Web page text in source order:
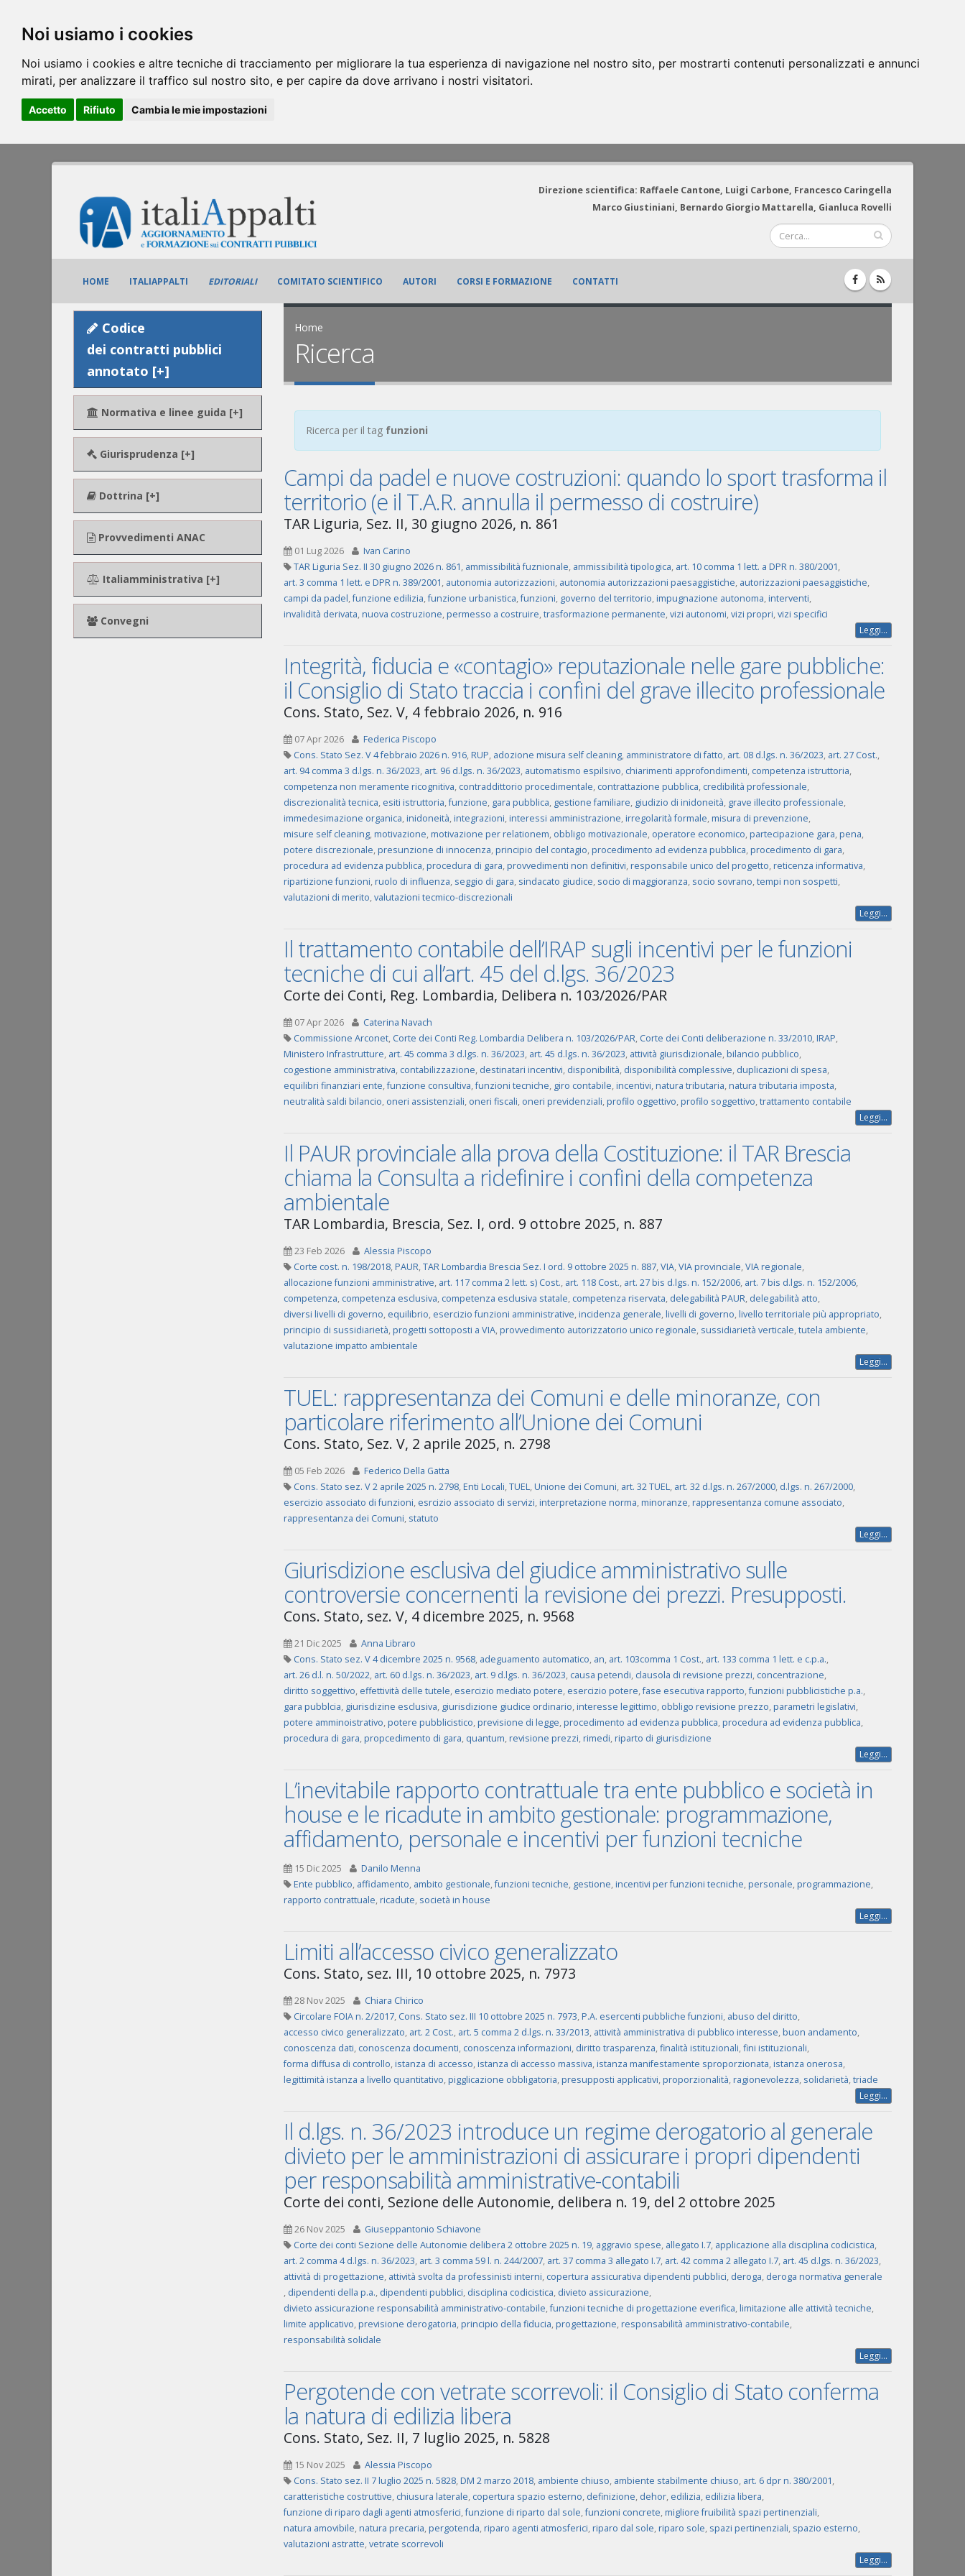
Noi usiamo i cookies
Noi usiamo i cookies e altre tecniche di tracciamento per migliorare la tua esperienza di navigazione nel nostro sito, per mostrarti contenuti personalizzati e annunci
mirati, per analizzare il traffico sul nostro sito, e per capire da dove arrivano i nostri visitatori.
Accetto Rifiuto Cambia le mie impostazioni
Direzione scientifica: Raffaele Cantone, Luigi Carbone, Francesco Caringella
Marco Giustiniani, Bernardo Giorgio Mattarella, Gianluca Rovelli
HOME ITALIAPPALTI EDITORIALI COMITATO SCIENTIFICO AUTORI CORSI E FORMAZIONE CONTATTI
Codice
dei contratti pubblici
annotato [+]
Normativa e linee guida [+]
Giurisprudenza [+]
Dottrina [+]
Provvedimenti ANAC
Italiamministrativa [+]
Convegni
Home
Ricerca
Ricerca per il tag funzioni
Campi da padel e nuove costruzioni: quando lo sport trasforma il
territorio (e il T.A.R. annulla il permesso di costruire)
TAR Liguria, Sez. II, 30 giugno 2026, n. 861
01 Lug 2026
Ivan Carino
TAR Liguria Sez. II 30 giugno 2026 n. 861, ammissibilità fuznionale, ammissibilità tipologica, art. 10 comma 1 lett. a DPR n. 380/2001,
art. 3 comma 1 lett. e DPR n. 389/2001, autonomia autorizzazioni, autonomia autorizzazioni paesaggistiche, autorizzazioni paesaggistiche,
campi da padel,funzione edilizia,funzione urbanistica,funzioni, governo del territorio,impugnazione autonoma,interventi,
invalidità derivata,nuova costruzione,permesso a costruire,trasformazione permanente,vizi autonomi,vizi propri,vizi specifici
Leggi...
Integrità, fiducia e «contagio» reputazionale nelle gare pubbliche:
il Consiglio di Stato traccia i confini del grave illecito professionale
Cons. Stato, Sez. V, 4 febbraio 2026, n. 916
07 Apr 2026
Federica Piscopo
Cons. Stato Sez. V 4 febbraio 2026 n. 916,RUP, adozione misura self cleaning, amministratore di fatto, art. 08 d.lgs. n. 36/2023, art. 27 Cost.,
art. 94 comma 3 d.lgs. n. 36/2023, art. 96 d.lgs. n. 36/2023, automatismo espilsivo, chiarimenti approfondimenti, competenza istruttoria,
competenza non meramente ricognitiva, contraddittorio procedimentale, contrattazione pubblica, credibilità professionale,
discrezionalità tecnica, esiti istruttoria,funzione, gara pubblica, gestione familiare, giudizio di inidoneità, grave illecito professionale,
immedesimazione organica,inidoneità,integrazioni,interessi amministrazione,irregolarità formale,misura di prevenzione,
misure self cleaning,motivazione,motivazione per relationem, obbligo motivazionale, operatore economico,partecipazione gara,pena,
potere discrezionale,presunzione di innocenza,principio del contagio,procedimento ad evidenza pubblica,procedimento di gara,
procedura ad evidenza pubblica,procedura di gara,provvedimenti non definitivi,responsabile unico del progetto,reticenza informativa,
ripartizione funzioni,ruolo di influenza, seggio di gara, sindacato giudice, socio di maggioranza, socio sovrano,tempi non sospetti,
valutazioni di merito,valutazioni tecmico-discrezionali
Leggi...
Il trattamento contabile dell’IRAP sugli incentivi per le funzioni
tecniche di cui all’art. 45 del d.lgs. 36/2023
Corte dei Conti, Reg. Lombardia, Delibera n. 103/2026/PAR
07 Apr 2026
Caterina Navach
Commissione Arconet, Corte dei Conti Reg. Lombardia Delibera n. 103/2026/PAR, Corte dei Conti deliberazione n. 33/2010,IRAP,
Ministero Infrastrutture, art. 45 comma 3 d.lgs. n. 36/2023, art. 45 d.lgs. n. 36/2023, attività giurisdizionale,bilancio pubblico,
cogestione amministrativa, contabilizzazione, destinatari incentivi, disponibilità, disponibilità complessive, duplicazioni di spesa,
equilibri finanziari ente,funzione consultiva,funzioni tecniche, giro contabile,incentivi,natura tributaria,natura tributaria imposta,
neutralità saldi bilancio, oneri assistenziali, oneri fiscali, oneri previdenziali,profilo oggettivo,profilo soggettivo,trattamento contabile
Leggi...
Il PAUR provinciale alla prova della Costituzione: il TAR Brescia
chiama la Consulta a ridefinire i confini della competenza
ambientale
TAR Lombardia, Brescia, Sez. I, ord. 9 ottobre 2025, n. 887
23 Feb 2026
Alessia Piscopo
Corte cost. n. 198/2018,PAUR,TAR Lombardia Brescia Sez. I ord. 9 ottobre 2025 n. 887,VIA,VIA provinciale,VIA regionale,
allocazione funzioni amministrative, art. 117 comma 2 lett. s) Cost., art. 118 Cost., art. 27 bis d.lgs. n. 152/2006, art. 7 bis d.lgs. n. 152/2006,
competenza, competenza esclusiva, competenza esclusiva statale, competenza riservata, delegabilità PAUR, delegabilità atto,
diversi livelli di governo, equilibrio, esercizio funzioni amministrative,incidenza generale,livelli di governo,livello territoriale più appropriato,
principio di sussidiarietà,progetti sottoposti a VIA,provvedimento autorizzatorio unico regionale, sussidiarietà verticale,tutela ambiente,
valutazione impatto ambientale
Leggi...
TUEL: rappresentanza dei Comuni e delle minoranze, con
particolare riferimento all’Unione dei Comuni
Cons. Stato, Sez. V, 2 aprile 2025, n. 2798
05 Feb 2026
Federico Della Gatta
Cons. Stato sez. V 2 aprile 2025 n. 2798,Enti Locali,TUEL,Unione dei Comuni, art. 32 TUEL, art. 32 d.lgs. n. 267/2000, d.lgs. n. 267/2000,
esercizio associato di funzioni, esrcizio associato di servizi,interpretazione norma,minoranze,rappresentanza comune associato,
rappresentanza dei Comuni, statuto
Leggi...
Giurisdizione esclusiva del giudice amministrativo sulle
controversie concernenti la revisione dei prezzi. Presupposti.
Cons. Stato, sez. V, 4 dicembre 2025, n. 9568
21 Dic 2025
Anna Libraro
Cons. Stato sez. V 4 dicembre 2025 n. 9568, adeguamento automatico, an, art. 103comma 1 Cost., art. 133 comma 1 lett. e c.p.a.,
art. 26 d.l. n. 50/2022, art. 60 d.lgs. n. 36/2023, art. 9 d.lgs. n. 36/2023, causa petendi, clausola di revisione prezzi, concentrazione,
diritto soggettivo, effettività delle tutele, esercizio mediato potere, esercizio potere,fase esecutiva rapporto,funzioni pubblicistiche p.a.,
gara pubblcia, giurisdizine esclusiva, giurisdizione giudice ordinario,interesse legittimo, obbligo revisione prezzo,parametri legislativi,
potere amminoistrativo,potere pubblicistico,previsione di legge,procedimento ad evidenza pubblica,procedura ad evidenza pubblica,
procedura di gara,propcedimento di gara, quantum,revisione prezzi,rimedi,riparto di giurisdizione
Leggi...
L’inevitabile rapporto contrattuale tra ente pubblico e società in
house e le ricadute in ambito gestionale: programmazione,
affidamento, personale e incentivi per funzioni tecniche
15 Dic 2025
Danilo Menna
Ente pubblico, affidamento, ambito gestionale,funzioni tecniche, gestione,incentivi per funzioni tecniche,personale,programmazione,
rapporto contrattuale,ricadute, società in house
Leggi...
Limiti all’accesso civico generalizzato
Cons. Stato, sez. III, 10 ottobre 2025, n. 7973
28 Nov 2025
Chiara Chirico
Circolare FOIA n. 2/2017, Cons. Stato sez. III 10 ottobre 2025 n. 7973,P.A. esercenti pubbliche funzioni, abuso del diritto,
accesso civico generalizzato, art. 2 Cost., art. 5 comma 2 d.lgs. n. 33/2013, attività amministrativa di pubblico interesse,buon andamento,
conoscenza dati, conoscenza documenti, conoscenza informazioni, diritto trasparenza,finalità istituzionali,fini istituzionali,
forma diffusa di controllo,istanza di accesso,istanza di accesso massiva,istanza manifestamente sproporzionata,istanza onerosa,
legittimità istanza a livello quantitativo,pigglicazione obbligatoria,presupposti applicativi,proporzionalità,ragionevolezza, solidarietà,triade
Leggi...
Il d.lgs. n. 36/2023 introduce un regime derogatorio al generale
divieto per le amministrazioni di assicurare i propri dipendenti
per responsabilità amministrative-contabili
Corte dei conti, Sezione delle Autonomie, delibera n. 19, del 2 ottobre 2025
26 Nov 2025
Giuseppantonio Schiavone
Corte dei conti Sezione delle Autonomie delibera 2 ottobre 2025 n. 19, aggravio spese, allegato I.7, applicazione alla disciplina codicistica,
art. 2 comma 4 d.lgs. n. 36/2023, art. 3 comma 59 l. n. 244/2007, art. 37 comma 3 allegato I.7, art. 42 comma 2 allegato I.7, art. 45 d.lgs. n. 36/2023,
attività di progettazione, attività svolta da professinisti interni, copertura assicurativa dipendenti pubblici, deroga, deroga normativa generale
, dipendenti della p.a., dipendenti pubblici, disciplina codicistica, divieto assicurazione,
divieto assicurazione responsabilità amministrativo-contabile,funzioni tecniche di progettazione everifica,limitazione alle attività tecniche,
limite applicativo,previsione derogatoria,principio della fiducia,progettazione,responsabilità amministrativo-contabile,
responsabilità solidale
Leggi...
Pergotende con vetrate scorrevoli: il Consiglio di Stato conferma
la natura di edilizia libera
Cons. Stato, Sez. II, 7 luglio 2025, n. 5828
15 Nov 2025
Alessia Piscopo
Cons. Stato sez. II 7 luglio 2025 n. 5828,DM 2 marzo 2018, ambiente chiuso, ambiente stabilmente chiuso, art. 6 dpr n. 380/2001,
caratteristiche costruttive, chiusura laterale, copertura spazio esterno, definizione, dehor, edilizia, edilizia libera,
funzione di riparo dagli agenti atmosferici,funzione di riparto dal sole,funzioni concrete,migliore fruibilità spazi pertinenziali,
natura amovibile,natura precaria,pergotenda,riparo agenti atmosferici,riparo dal sole,riparo sole, spazi pertinenziali, spazio esterno,
valutazioni astratte,vetrate scorrevoli
Leggi...